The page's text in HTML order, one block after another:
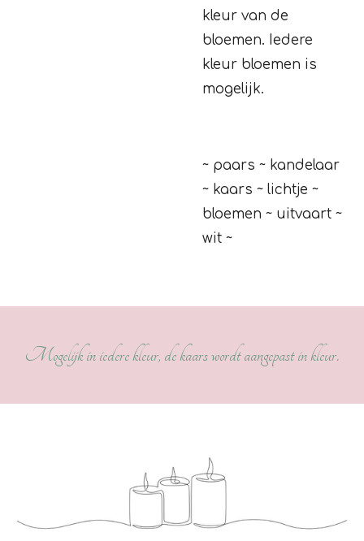
kleur van de
bloemen. Iedere
kleur bloemen is
mogelijk.
~ paars ~ kandelaar
~ kaars ~ lichtje ~
bloemen ~ uitvaart ~
wit ~
Mogelijk in iedere kleur, de kaars wordt aangepast in kleur.